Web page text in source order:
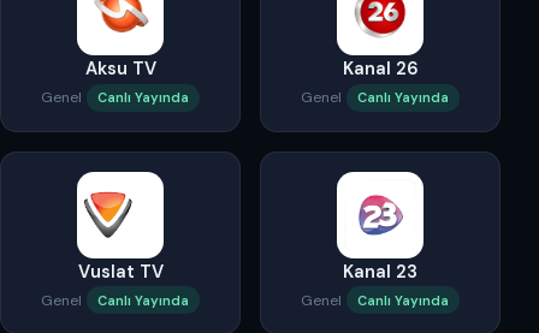
Aksu TV
Genel Canlı Yayında
Kanal 26
Genel Canlı Yayında
Vuslat TV
Genel Canlı Yayında
Kanal 23
Genel Canlı Yayında